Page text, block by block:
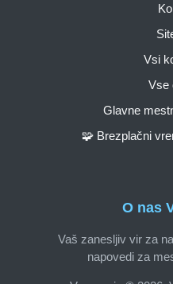
O nas
Vaš zanesljiv vir za
napovedi za
Vsi
Vse
Glavne
🧩 Brezplačni